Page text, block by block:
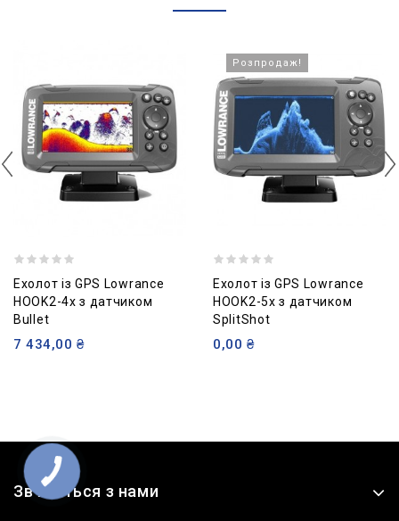
Ехолот із GPS Lowrance
HOOK2-4x з датчиком
Bullet
7 434,00 ₴
Розпродаж!
Ехолот із GPS Lowrance
HOOK2-5x з датчиком
SplitShot
0,00 ₴
Зв'яжіться з нами